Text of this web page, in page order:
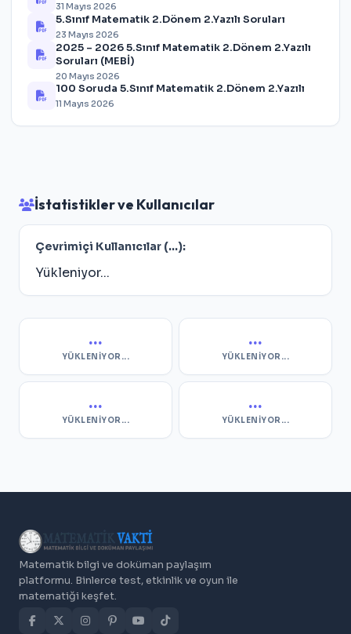
31 Mayıs 2026
5.Sınıf Matematik 2.Dönem 2.Yazılı Soruları
23 Mayıs 2026
2025 – 2026 5.Sınıf Matematik 2.Dönem 2.Yazılı
Soruları (MEBİ)
20 Mayıs 2026
100 Soruda 5.Sınıf Matematik 2.Dönem 2.Yazılı
11 Mayıs 2026
İstatistikler ve Kullanıcılar
Çevrimiçi Kullanıcılar (...):
Yükleniyor...
...
YÜKLENIYOR...
...
YÜKLENIYOR...
...
YÜKLENIYOR...
...
YÜKLENIYOR...
Matematik bilgi ve doküman paylaşım
platformu. Binlerce test, etkinlik ve oyun ile
matematiği keşfet.